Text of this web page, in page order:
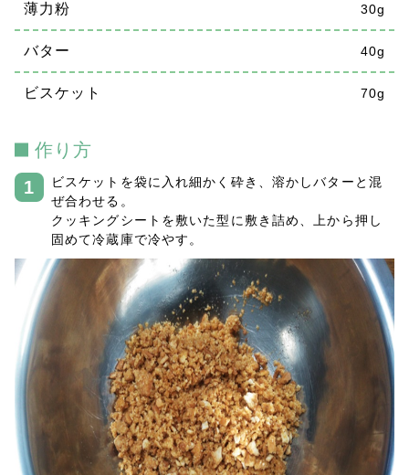
薄力粉 30g
バター 40g
ビスケット 70g
作り方
ビスケットを袋に入れ細かく砕き、溶かしバターと混
ぜ合わせる。
クッキングシートを敷いた型に敷き詰め、上から押し
固めて冷蔵庫で冷やす。